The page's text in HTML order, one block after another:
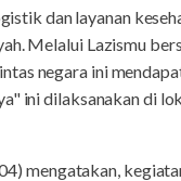
dan layanan
Melalui Lazismu
negara ini
ini dilaksanakan di
mengatakan,